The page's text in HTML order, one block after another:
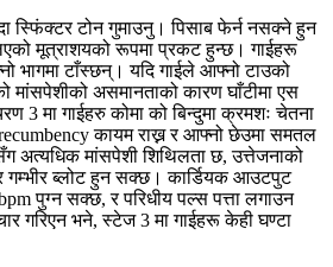
स्फिंक्टर टोन गुमाउनु। पिसाब फेर्न नसक्ने हुन
मूत्राशयको रूपमा प्रकट हुन्छ। गाईहरू
भागमा टाँस्छन्। यदि गाईले आफ्नो टाउको
मांसपेशीको असमानताको कारण घाँटीमा एस
मा गाईहरु कोमा को बिन्दुमा क्रमशः चेतना
कायम राख्न र आफ्नो छेउमा समतल
अत्यधिक मांसपेशी शिथिलता छ, उत्तेजनाको
गम्भीर ब्लोट हुन सक्छ। कार्डियक आउटपुट
पुग्न सक्छ, र परिधीय पल्स पत्ता लगाउन
गरिएन भने, स्टेज 3 मा गाईहरू केही घण्टा